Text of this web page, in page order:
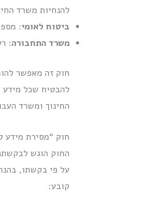
להנחיות משרד
ביטוח לאומי:
משרד התחבורה:
חוק זה מאפשר
להבטיח שכל מידע
החינוך ומשרד
חוק “מסירת מידע
על פי בקשתו,
קובע: